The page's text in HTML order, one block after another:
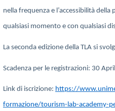
nella frequenza e l’accessibilità
qualsiasi momento e con qualsiasi
La seconda edizione della TLA si
Scadenza per le registrazioni: 30
Link di iscrizione: https://
formazione/tourism-lab-academy-